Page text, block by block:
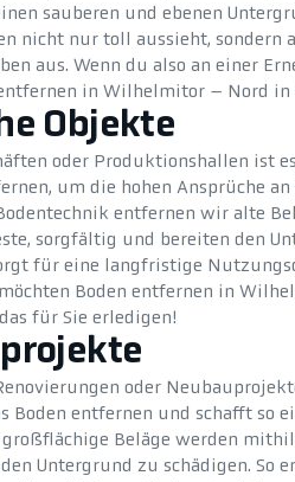
sauberen und ebenen
nicht nur toll aussieht, sondern
aus. Wenn du also an einer
in Wilhelmitor – Nord in
Objekte
oder Produktionshallen ist
um die hohen Ansprüche
entfernen wir alte
sorgfältig und bereiten den
für eine langfristige
Boden entfernen in
für Sie erledigen!
oder
Boden entfernen und schafft so
Beläge werden
Untergrund zu schädigen. So